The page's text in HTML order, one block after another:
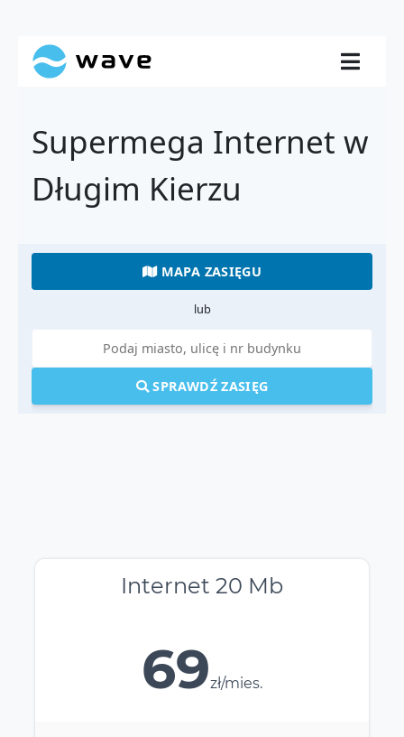
Supermega Internet w
Długim Kierzu
MAPA ZASIĘGU
lub
SPRAWDŹ ZASIĘG
Internet 20 Mb
69zł/mies.